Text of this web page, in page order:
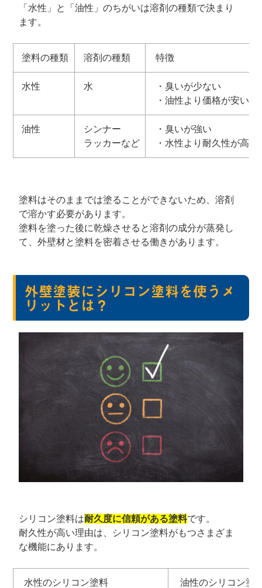
「水性」と「油性」のちがいは溶剤の種類で決まり
ます。
塗料の種類 溶剤の種類 特徴
水性 水
・臭いが少ない
・油性より価格が安い
油性
シンナー
ラッカーなど
・臭いが強い
・水性より耐久性が高い
塗料はそのままでは塗ることができないため、溶剤
で溶かす必要があります。
塗料を塗った後に乾燥させると溶剤の成分が蒸発し
て、外壁材と塗料を密着させる働きがあります。
外壁塗装にシリコン塗料を使うメ
リットとは？
シリコン塗料は耐久度に信頼がある塗料です。
耐久性が高い理由は、シリコン塗料がもつさまざま
な機能にあります。
水性のシリコン塗料 油性のシリコン塗